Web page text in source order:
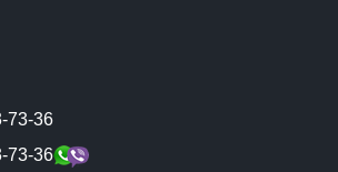
73-36
73-36